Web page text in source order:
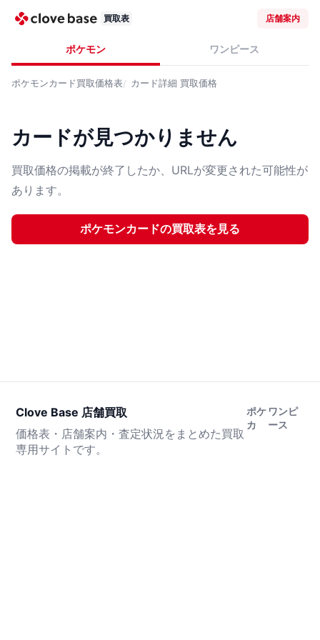
買取表 店舗案内
ポケモン ワンピース
ポケモンカード買取価格表 カード詳細 買取価格
カードが見つかりません
買取価格の掲載が終了したか、URLが変更された可能性が
あります。
ポケモンカードの買取表を見る
Clove Base 店舗買取
価格表・店舗案内・査定状況をまとめた買取
専用サイトです。
ポケ
カ
ワンピ
ース